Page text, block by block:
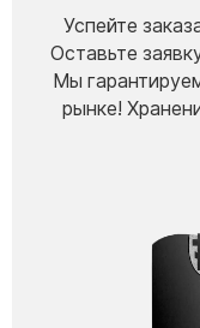
Успейте
Оставьте
Мы
рынке!